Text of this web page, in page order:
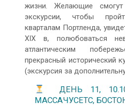
жизни. Желающие смогут
экскурсии, чтобы
кварталам Портленда,
XIX в, полюбоваться
атлантическим
прекрасный исторический
(экскурсия за
ДЕНЬ 11,
МАССАЧУСЕТС,